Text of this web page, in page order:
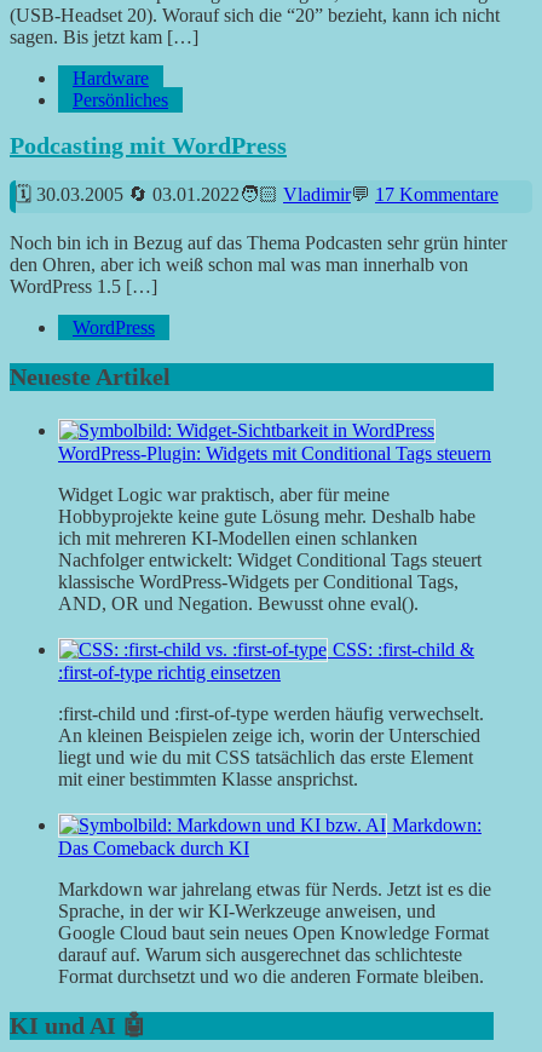
(USB-Headset 20). Worauf sich die “20” bezieht, kann ich nicht
sagen. Bis jetzt kam […]
Hardware
Persönliches
Podcasting mit WordPress
30.03.2005 03.01.2022 Vladimir 17 Kommentare
Noch bin ich in Bezug auf das Thema Podcasten sehr grün hinter
den Ohren, aber ich weiß schon mal was man innerhalb von
WordPress 1.5 […]
WordPress
Neueste Artikel
WordPress-Plugin: Widgets mit Conditional Tags steuern
Widget Logic war praktisch, aber für meine
Hobbyprojekte keine gute Lösung mehr. Deshalb habe
ich mit mehreren KI-Modellen einen schlanken
Nachfolger entwickelt: Widget Conditional Tags steuert
klassische WordPress-Widgets per Conditional Tags,
AND, OR und Negation. Bewusst ohne eval().
CSS: :first-child &
:first-of-type richtig einsetzen
:first-child und :first-of-type werden häufig verwechselt.
An kleinen Beispielen zeige ich, worin der Unterschied
liegt und wie du mit CSS tatsächlich das erste Element
mit einer bestimmten Klasse ansprichst.
Markdown:
Das Comeback durch KI
Markdown war jahrelang etwas für Nerds. Jetzt ist es die
Sprache, in der wir KI-Werkzeuge anweisen, und
Google Cloud baut sein neues Open Knowledge Format
darauf auf. Warum sich ausgerechnet das schlichteste
Format durchsetzt und wo die anderen Formate bleiben.
KI und AI 🤖